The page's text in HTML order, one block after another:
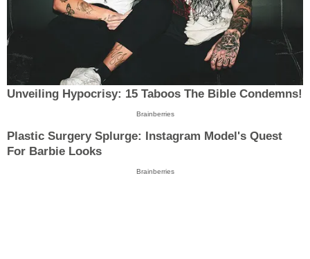
Unveiling Hypocrisy: 15 Taboos The Bible Condemns!
Brainberries
Plastic Surgery Splurge: Instagram Model's Quest
For Barbie Looks
Brainberries